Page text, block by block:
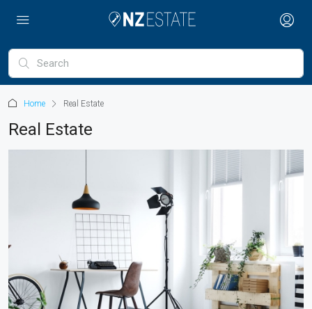
Home Real Estate
Real Estate